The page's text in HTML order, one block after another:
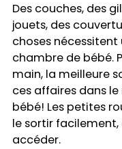
panier
Des couches, des
jouets, des
choses
chambre de bébé.
main, la meilleure
ces affaires dans
bébé! Les petites
le sortir
accéder.